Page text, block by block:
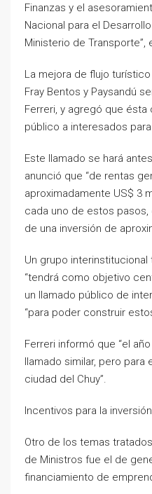
Finanzas y el
Nacional para el
Ministerio de Transporte”,
La mejora de flujo
Fray Bentos y Paysandú
Ferreri, y agregó que
público a interesados
Este llamado se hará
anunció que “de rentas
aproximadamente US$ 3
cada uno de estos
de una inversión de
Un grupo
“tendrá como objetivo
un llamado público de
“para poder construir
Ferreri informó que “el
llamado similar, pero para
ciudad del Chuy”.
Incentivos para la
Otro de los temas
de Ministros fue el de
financiamiento de